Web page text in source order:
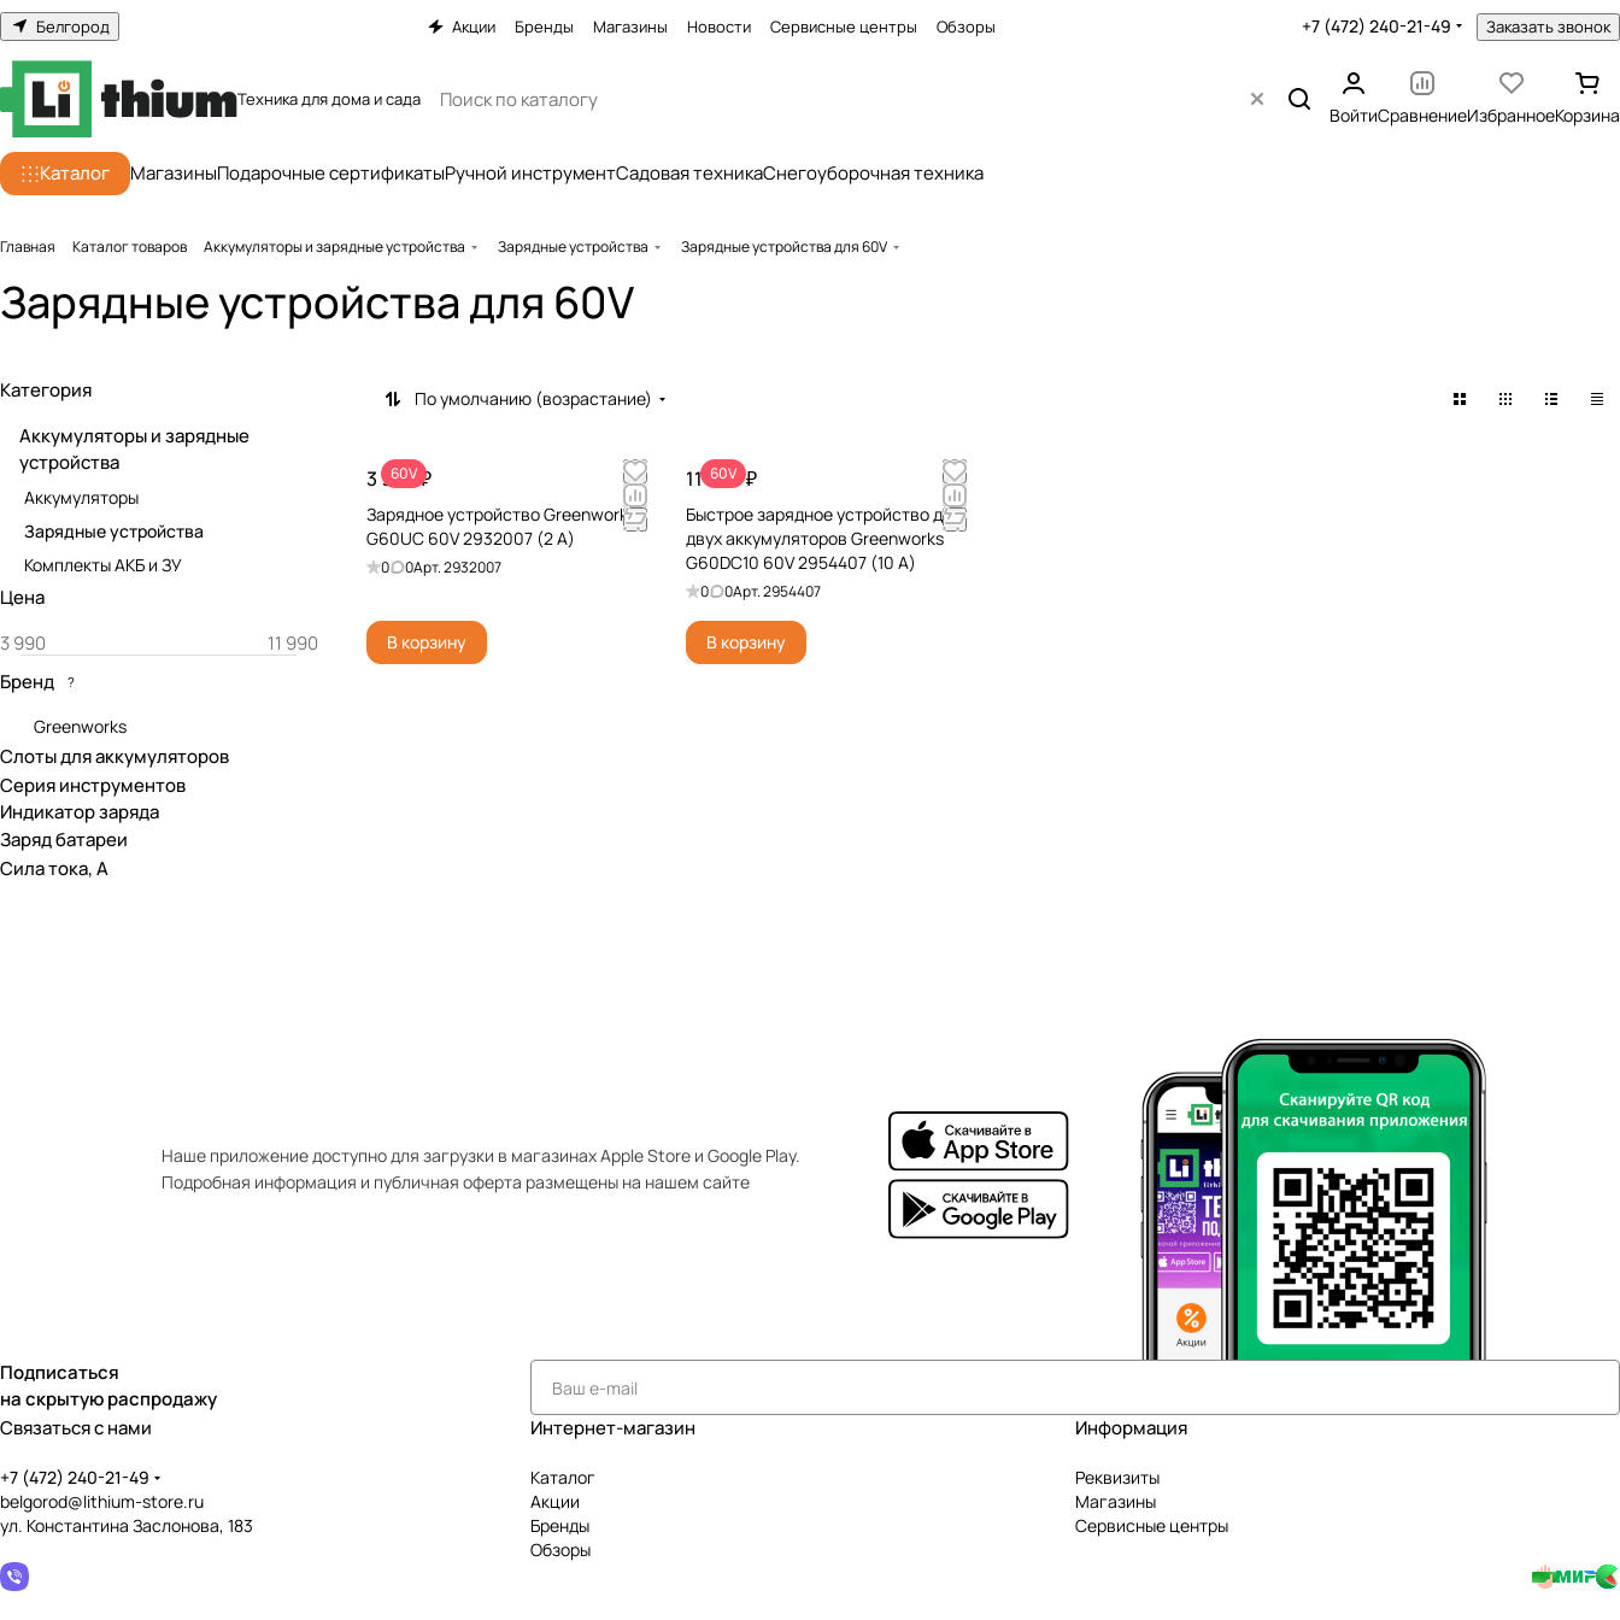
Белгород Акции Бренды Магазины Новости Сервисные центры Обзоры +7 (472) 240-21-49 Заказать звонок
Техника для дома и сада
ВойтиСравнениеИзбранноеКорзина
Каталог МагазиныПодарочные сертификатыРучной инструментСадовая техникаСнегоуборочная техника
Главная Каталог товаров Аккумуляторы и зарядные устройства Зарядные устройства Зарядные устройства для 60V
Зарядные устройства для 60V
По умолчанию (возрастание)
60V
3 990 ₽
Зарядное устройство Greenworks
G60UC 60V 2932007 (2 А)
0 0Арт.2932007
В корзину
60V
11 990 ₽
Быстрое зарядное устройство для
двух аккумуляторов Greenworks
G60DC10 60V 2954407 (10 А)
0 0Арт.2954407
В корзину
Категория
Аккумуляторы и зарядные
устройства
Аккумуляторы
Зарядные устройства
Комплекты АКБ и ЗУ
Цена
Бренд ?
Greenworks
Слоты для аккумуляторов
Серия инструментов
Индикатор заряда
Заряд батареи
Сила тока, А
Наше приложение доступно для загрузки в магазинах Apple Store и Google Play.
Подробная информация и публичная оферта размещены на нашем сайте
Подписаться
на скрытую распродажу
Связаться с нами
+7 (472) 240-21-49
belgorod@lithium-store.ru
ул. Константина Заслонова, 183
Интернет-магазин
Каталог
Акции
Бренды
Обзоры
Информация
Реквизиты
Магазины
Сервисные центры